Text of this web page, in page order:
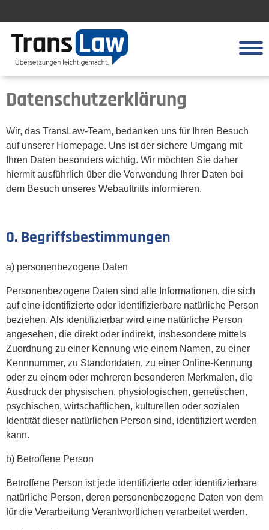
Leistungen
Fachbereiche
Über uns
Kontakt
Datenschutzerklärung
Wir, das TransLaw-Team, bedanken uns für Ihren Besuch
auf unserer Homepage. Uns ist der sichere Umgang mit
Ihren Daten besonders wichtig. Wir möchten Sie daher
hiermit ausführlich über die Verwendung Ihrer Daten bei
dem Besuch unseres Webauftritts informieren.
0. Begriffsbestimmungen
a) personenbezogene Daten
Personenbezogene Daten sind alle Informationen, die sich
auf eine identifizierte oder identifizierbare natürliche Person
beziehen. Als identifizierbar wird eine natürliche Person
angesehen, die direkt oder indirekt, insbesondere mittels
Zuordnung zu einer Kennung wie einem Namen, zu einer
Kennnummer, zu Standortdaten, zu einer Online-Kennung
oder zu einem oder mehreren besonderen Merkmalen, die
Ausdruck der physischen, physiologischen, genetischen,
psychischen, wirtschaftlichen, kulturellen oder sozialen
Identität dieser natürlichen Person sind, identifiziert werden
kann.
b) Betroffene Person
Betroffene Person ist jede identifizierte oder identifizierbare
natürliche Person, deren personenbezogene Daten von dem
für die Verarbeitung Verantwortlichen verarbeitet werden.